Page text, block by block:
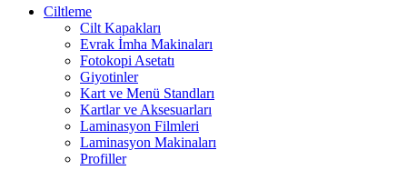
Ciltleme
Cilt Kapakları
Evrak İmha Makinaları
Fotokopi Asetatı
Giyotinler
Kart ve Menü Standları
Kartlar ve Aksesuarları
Laminasyon Filmleri
Laminasyon Makinaları
Profiller